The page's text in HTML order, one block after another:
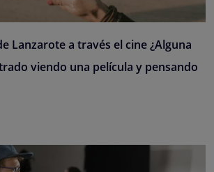
Lanzarote a través el cine ¿Alguna
viendo una película y pensando